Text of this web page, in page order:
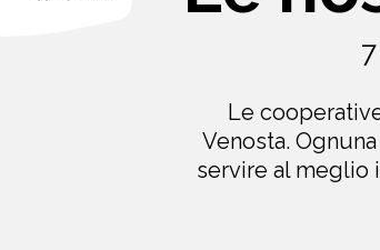
Le
Venosta.
servire al meglio